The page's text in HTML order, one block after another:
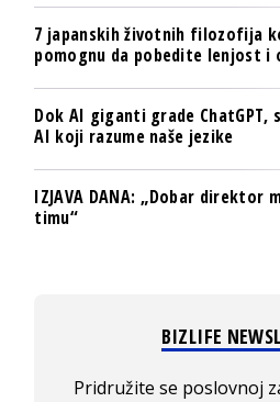
7 japanskih životnih filozofija
pomognu da pobedite lenjost
Dok AI giganti grade
AI koji razume naše jezike
IZJAVA DANA: „Dobar direktor
timu“
BIZLIFE
Pridružite se poslovnoj